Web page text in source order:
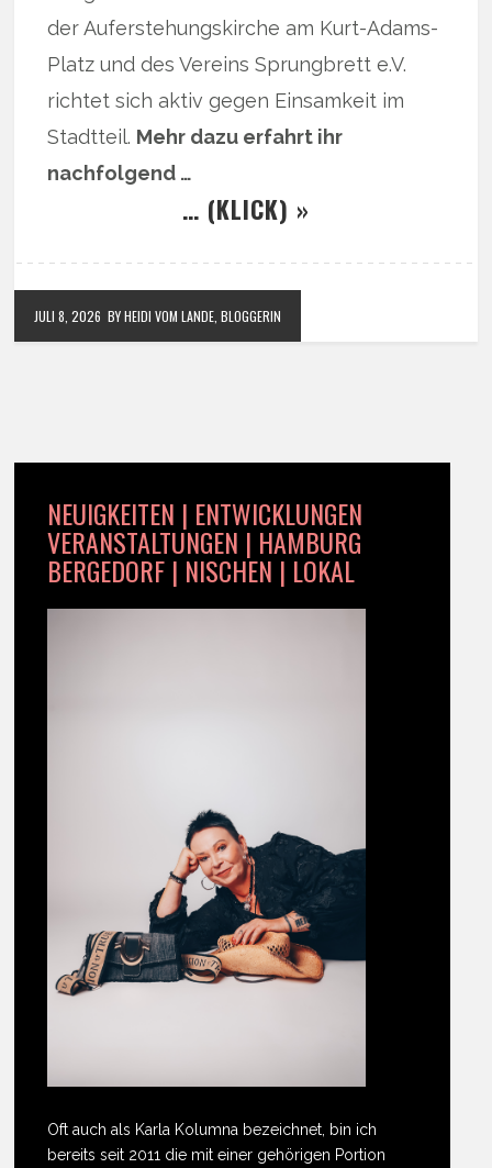
der Auferstehungskirche am Kurt-Adams-
Platz und des Vereins Sprungbrett e.V.
richtet sich aktiv gegen Einsamkeit im
Stadtteil. Mehr dazu erfahrt ihr
nachfolgend …
… (KLICK) »
JULI 8, 2026 BY HEIDI VOM LANDE, BLOGGERIN
NEUIGKEITEN | ENTWICKLUNGEN
VERANSTALTUNGEN | HAMBURG
BERGEDORF | NISCHEN | LOKAL
Oft auch als Karla Kolumna bezeichnet, bin ich
bereits seit 2011 die mit einer gehörigen Portion